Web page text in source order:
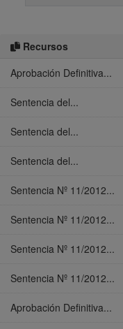
Recursos
Aprobación Definitiva...
Sentencia del...
Sentencia del...
Sentencia del...
Sentencia Nº 11/2012...
Sentencia Nº 11/2012...
Sentencia Nº 11/2012...
Sentencia Nº 11/2012...
Aprobación Definitiva...